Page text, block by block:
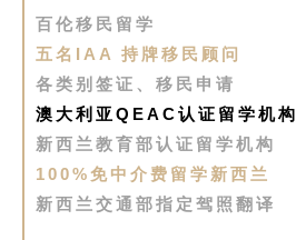
百伦移民留学
五名IAA 持牌移民顾问
各类别签证、移民申请
澳大利亚QEAC认证留学机构
新西兰教育部认证留学机构
100%免中介费留学新西兰
新西兰交通部指定驾照翻译